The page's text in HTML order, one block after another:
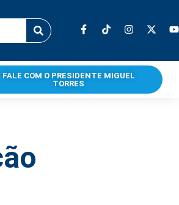
FALE COM O PRESIDENTE MIGUEL
TORRES